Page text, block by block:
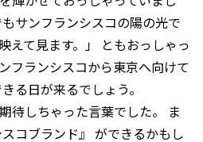
サンフランシスコの陽の光で
えて見ます。」 ともおっしゃっ
フランシスコから東京へ向けて
る日が来るでしょう。
待しちゃった言葉でした。 ま
コブランド』 ができるかもし